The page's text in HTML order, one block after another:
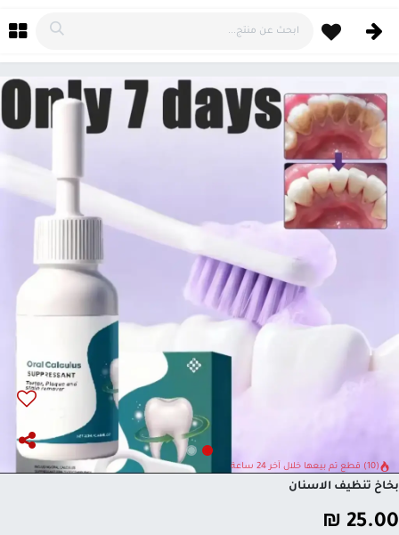
(10) قطع تم بيعها خلال آخر 24 ساعة
بخاخ تنظيف الاسنان
25.00
₪